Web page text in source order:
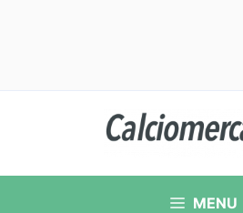
contenuto
MENU